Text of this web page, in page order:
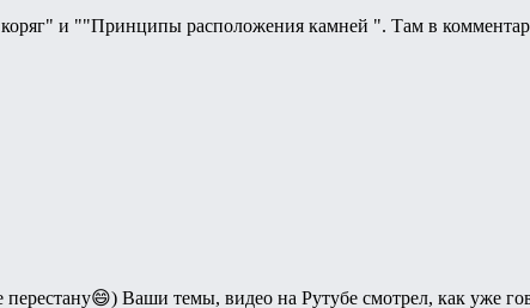
и ""Принципы расположения камней ". Там в
Ваши темы, видео на Рутубе смотрел, как уже